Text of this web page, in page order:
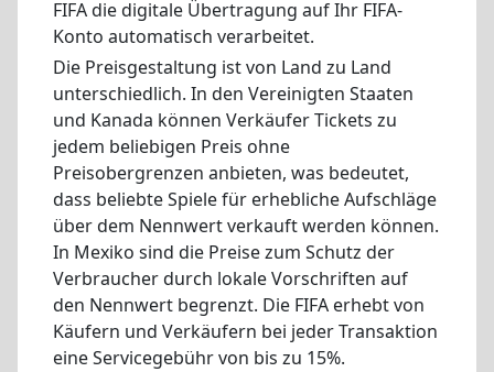
FIFA die digitale Übertragung auf Ihr FIFA-
Konto automatisch verarbeitet.
Die Preisgestaltung ist von Land zu Land
unterschiedlich. In den Vereinigten Staaten
und Kanada können Verkäufer Tickets zu
jedem beliebigen Preis ohne
Preisobergrenzen anbieten, was bedeutet,
dass beliebte Spiele für erhebliche Aufschläge
über dem Nennwert verkauft werden können.
In Mexiko sind die Preise zum Schutz der
Verbraucher durch lokale Vorschriften auf
den Nennwert begrenzt. Die FIFA erhebt von
Käufern und Verkäufern bei jeder Transaktion
eine Servicegebühr von bis zu 15%.